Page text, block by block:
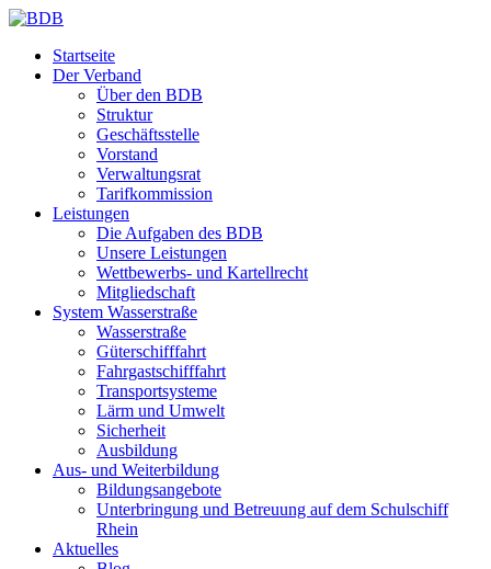
Startseite
Der Verband
Über den BDB
Struktur
Geschäftsstelle
Vorstand
Verwaltungsrat
Tarifkommission
Leistungen
Die Aufgaben des BDB
Unsere Leistungen
Wettbewerbs- und Kartellrecht
Mitgliedschaft
System Wasserstraße
Wasserstraße
Güterschifffahrt
Fahrgastschifffahrt
Transportsysteme
Lärm und Umwelt
Sicherheit
Ausbildung
Aus- und Weiterbildung
Bildungsangebote
Unterbringung und Betreuung auf dem Schulschiff
Rhein
Aktuelles